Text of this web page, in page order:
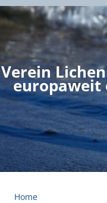
Verein
europaweit
Home